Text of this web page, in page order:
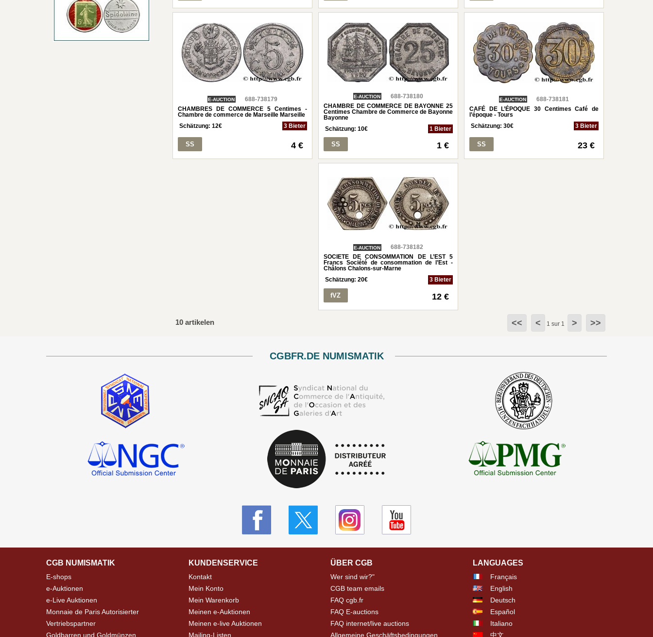
E-AUCTION
688-738179
CHAMBRES DE COMMERCE 5 Centimes -
Chambre de commerce de Marseille Marseille
Schätzung:12€ 3 Bieter
SS 4 €
E-AUCTION
688-738180
CHAMBRE DE COMMERCE DE BAYONNE 25
Centimes Chambre de Commerce de Bayonne
Bayonne
Schätzung:10€ 1 Bieter
SS 1 €
E-AUCTION
688-738181
CAFÉ DE L’ÉPOQUE 30 Centimes Café de
l’époque - Tours
Schätzung:30€ 3 Bieter
SS 23 €
E-AUCTION
688-738182
SOCIETE DE CONSOMMATION DE L’EST 5
Francs Société de consommation de l’Est -
Châlons Chalons-sur-Marne
Schätzung:20€ 3 Bieter
fVZ 12 €
10 artikelen << < 1 sur 1 > >>
CGBFR.DE NUMISMATIK
CGB NUMISMATIK
E-shops
e-Auktionen
e-Live Auktionen
Monnaie de Paris Autorisierter
Vertriebspartner
Goldbarren und Goldmünzen
KUNDENSERVICE
Kontakt
Mein Konto
Mein Warenkorb
Meinen e-Auktionen
Meinen e-live Auktionen
Mailing-Listen
ÜBER CGB
Wer sind wir?"
CGB team emails
FAQ cgb.fr
FAQ E-auctions
FAQ internet/live auctions
Allgemeine Geschäftsbedingungen
LANGUAGES
Français
English
Deutsch
Español
Italiano
中文